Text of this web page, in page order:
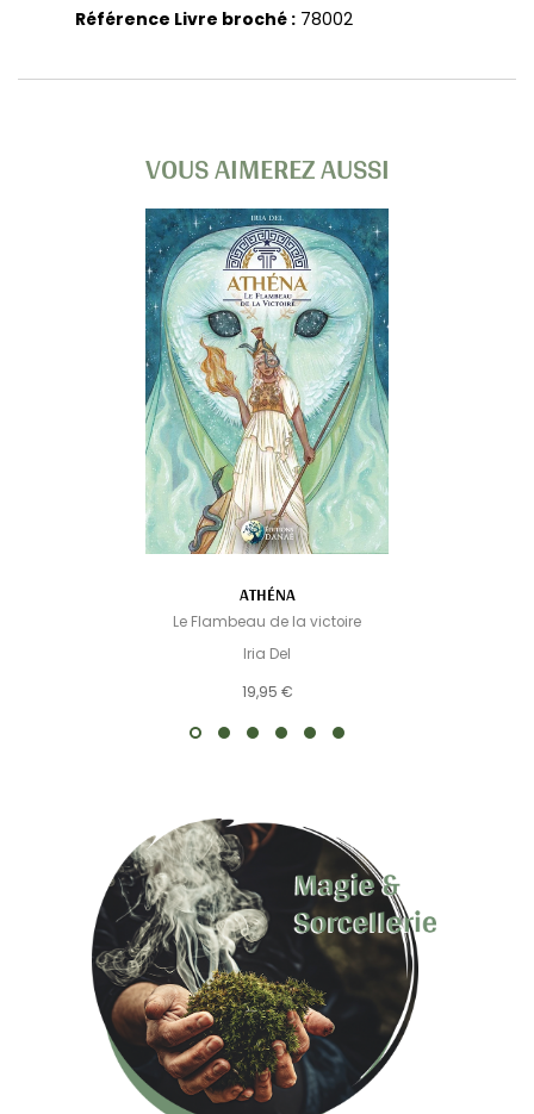
Référence Livre broché :78002
VOUS AIMEREZ AUSSI
ATHÉNA
Le Flambeau de la victoire
Iria Del
19,95 €